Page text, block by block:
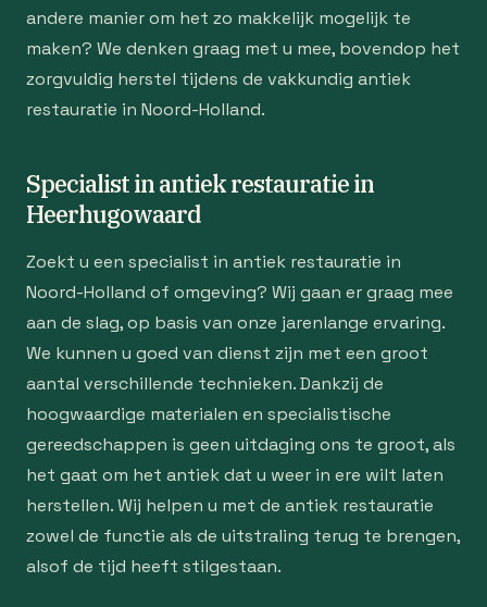
andere manier om het zo makkelijk mogelijk te
maken? We denken graag met u mee, bovendop het
zorgvuldig herstel tijdens de vakkundig antiek
restauratie in Noord-Holland.
Specialist in antiek restauratie in
Heerhugowaard
Zoekt u een specialist in antiek restauratie in
Noord-Holland of omgeving? Wij gaan er graag mee
aan de slag, op basis van onze jarenlange ervaring.
We kunnen u goed van dienst zijn met een groot
aantal verschillende technieken. Dankzij de
hoogwaardige materialen en specialistische
gereedschappen is geen uitdaging ons te groot, als
het gaat om het antiek dat u weer in ere wilt laten
herstellen. Wij helpen u met de antiek restauratie
zowel de functie als de uitstraling terug te brengen,
alsof de tijd heeft stilgestaan.